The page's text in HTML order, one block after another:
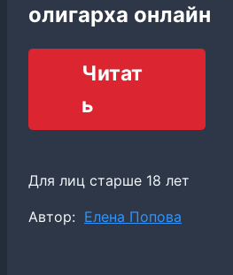
олигарха онлайн
Читат
ь
Для лиц старше 18 лет
Метки
Автор: Елена Попова